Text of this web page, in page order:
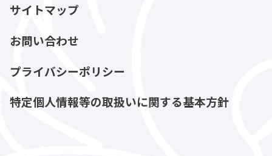
サイトマップ
お問い合わせ
プライバシーポリシー
特定個人情報等の取扱いに関する基本方針